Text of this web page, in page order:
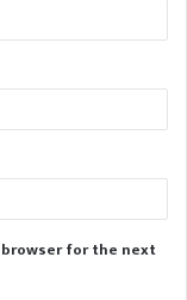
for the next